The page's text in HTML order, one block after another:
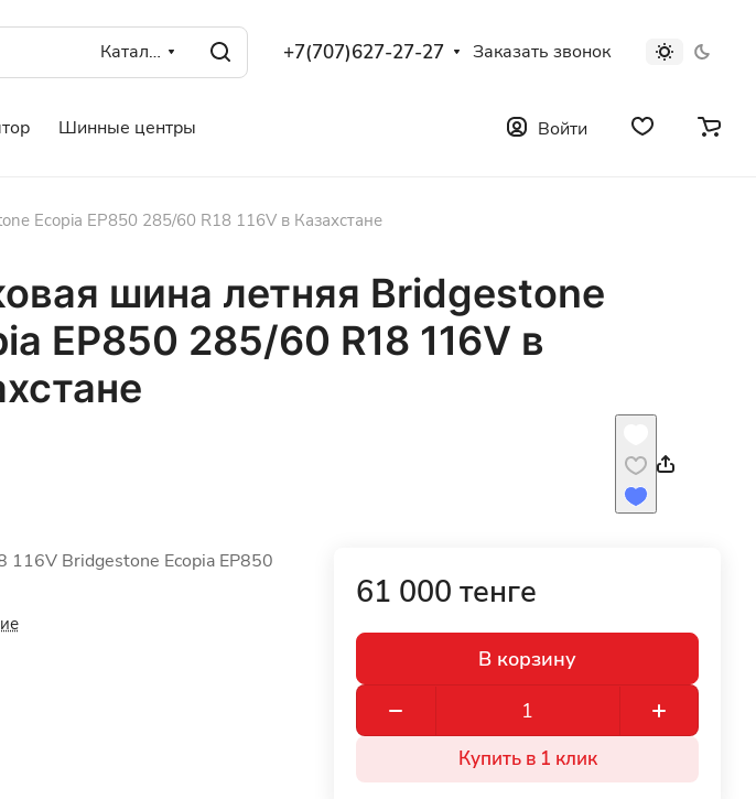
Каталог +7(707)627-27-27 Заказать звонок
Шинные центры Войти
Ecopia EP850 285/60 R18 116V в Казахстане
шина летняя Bridgestone
EP850 285/60 R18 116V в
116V Bridgestone Ecopia EP850
61 000 тенге
В корзину
Купить в 1 клик